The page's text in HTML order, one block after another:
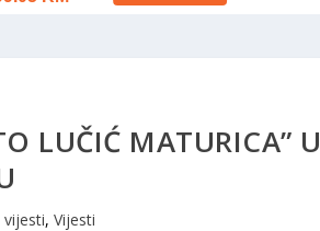
LUČIĆ MATURICA” U
vijesti,Vijesti